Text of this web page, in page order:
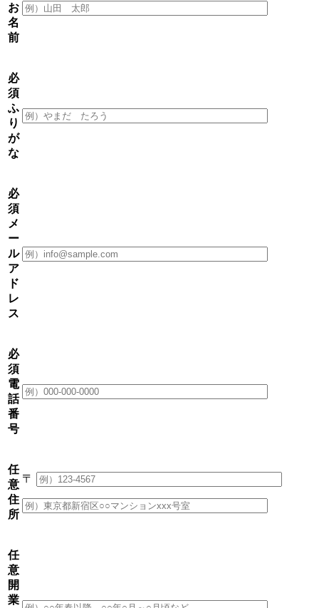
お
名
前
必
須
ふ
り
が
な
必
須
メ
ー
ル
ア
ド
レ
ス
必
須
電
話
番
号
任
意
住
所
〒
任
意
開
業